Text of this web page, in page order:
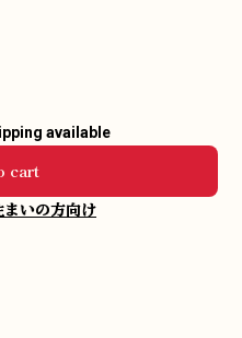
available
cart
まいの方向け